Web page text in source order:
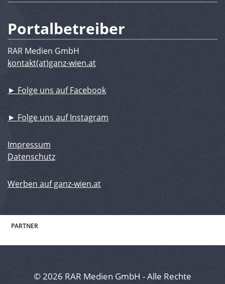
Portalbetreiber
RAR Medien GmbH
kontakt(at)ganz-wien.at
► Folge uns auf Facebook
► Folge uns auf Instagram
Impressum
Datenschutz
Werben auf ganz-wien.at
PARTNER
© 2026 RAR Medien GmbH - Alle Rechte